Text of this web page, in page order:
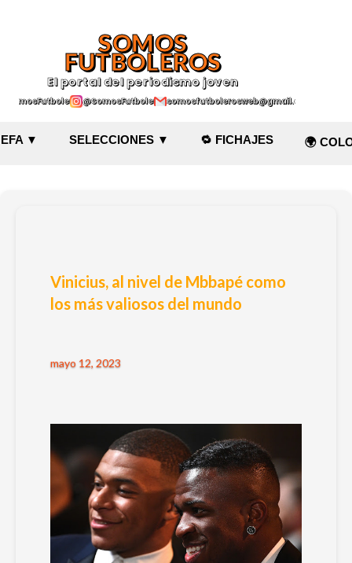
SOMOS
FUTBOLEROS
El portal del periodismo joven
@SomosFutbolerossomosfutbolerosweb@gmail.com
▼ SELECCIONES ▼ 🔁 FICHAJES 🌍
Vinicius, al nivel de Mbbapé como
los más valiosos del mundo
mayo 12, 2023